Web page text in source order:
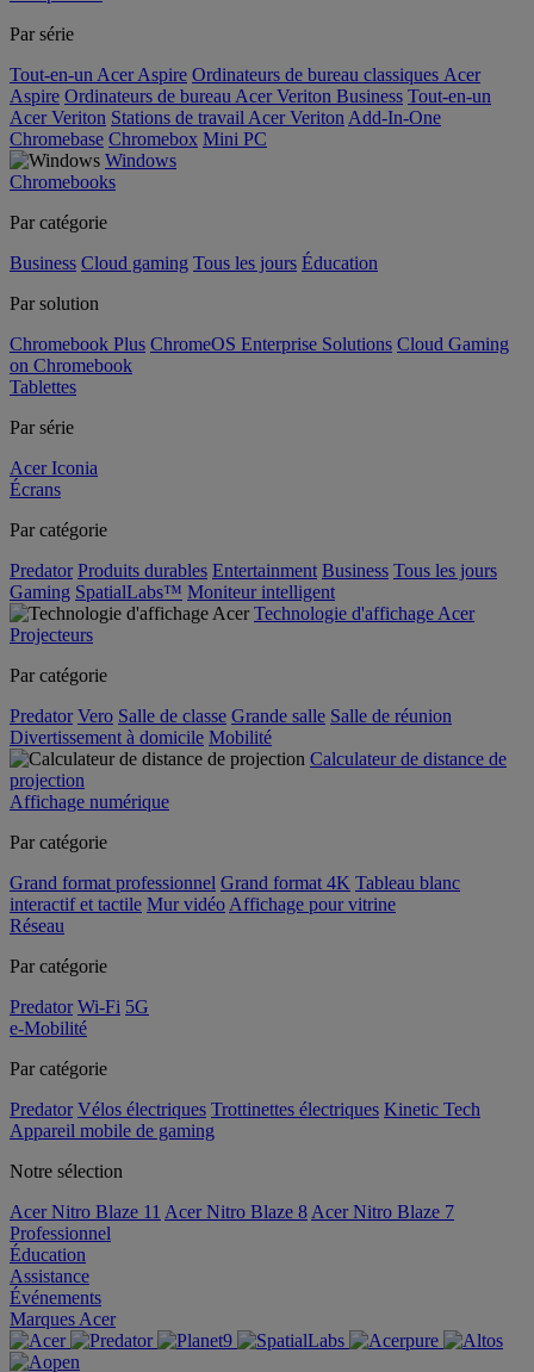
Par série
Tout-en-un Acer Aspire Ordinateurs de bureau classiques Acer
Aspire Ordinateurs de bureau Acer Veriton Business Tout-en-un
Acer Veriton Stations de travail Acer Veriton Add-In-One
Chromebase Chromebox Mini PC
Windows
Chromebooks
Par catégorie
Business Cloud gaming Tous les jours Éducation
Par solution
Chromebook Plus ChromeOS Enterprise Solutions Cloud Gaming
on Chromebook
Tablettes
Par série
Acer Iconia
Écrans
Par catégorie
Predator Produits durables Entertainment Business Tous les jours
Gaming SpatialLabs™ Moniteur intelligent
Technologie d'affichage Acer
Projecteurs
Par catégorie
Predator Vero Salle de classe Grande salle Salle de réunion
Divertissement à domicile Mobilité
Calculateur de distance de
projection
Affichage numérique
Par catégorie
Grand format professionnel Grand format 4K Tableau blanc
interactif et tactile Mur vidéo Affichage pour vitrine
Réseau
Par catégorie
Predator Wi-Fi 5G
e-Mobilité
Par catégorie
Predator Vélos électriques Trottinettes électriques Kinetic Tech
Appareil mobile de gaming
Notre sélection
Acer Nitro Blaze 11 Acer Nitro Blaze 8 Acer Nitro Blaze 7
Professionnel
Éducation
Assistance
Événements
Marques Acer